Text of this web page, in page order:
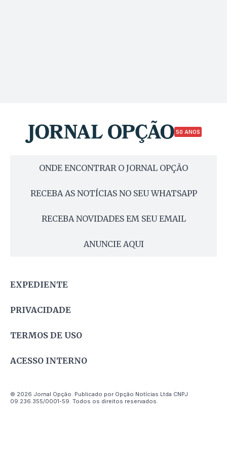
50 ANOS
ONDE ENCONTRAR O JORNAL OPÇÃO
RECEBA AS NOTÍCIAS NO SEU WHATSAPP
RECEBA NOVIDADES EM SEU EMAIL
ANUNCIE AQUI
EXPEDIENTE
PRIVACIDADE
TERMOS DE USO
ACESSO INTERNO
© 2026 Jornal Opção. Publicado por Opção Notícias Ltda CNPJ
09.236.355/0001-59. Todos os direitos reservados.